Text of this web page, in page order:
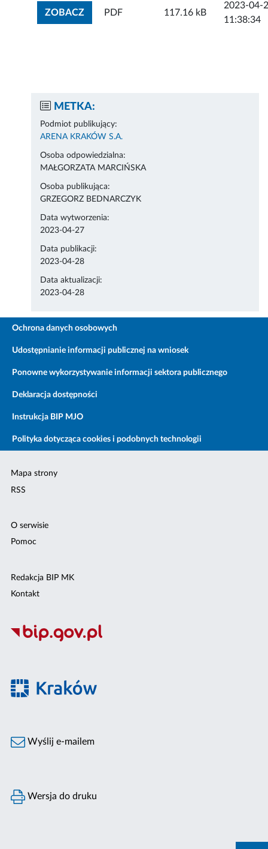
ZOBACZZOBACZ ZAŁĄCZNIK
PDF 117.16 kB
2023-04-
11:38:34
METKA:
Podmiot publikujący:
ARENA KRAKÓW S.A.
Osoba odpowiedzialna:
MAŁGORZATA MARCIŃSKA
Osoba publikująca:
GRZEGORZ BEDNARCZYK
Data wytworzenia:
2023-04-27
Data publikacji:
2023-04-28
Data aktualizacji:
2023-04-28
Ochrona danych osobowych
Udostępnianie informacji publicznej na wniosek
Ponowne wykorzystywanie informacji sektora publicznego
Deklaracja dostępności
Instrukcja BIP MJO
Polityka dotycząca cookies i podobnych technologii
Mapa strony
RSS
O serwisie
Pomoc
Redakcja BIP MK
Kontakt
Wyślij e-mailem
Wersja do druku